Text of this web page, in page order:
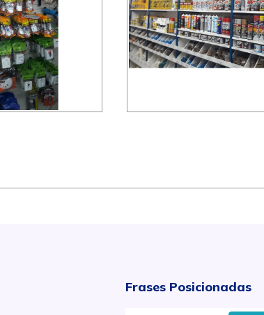
Frases Posicionadas